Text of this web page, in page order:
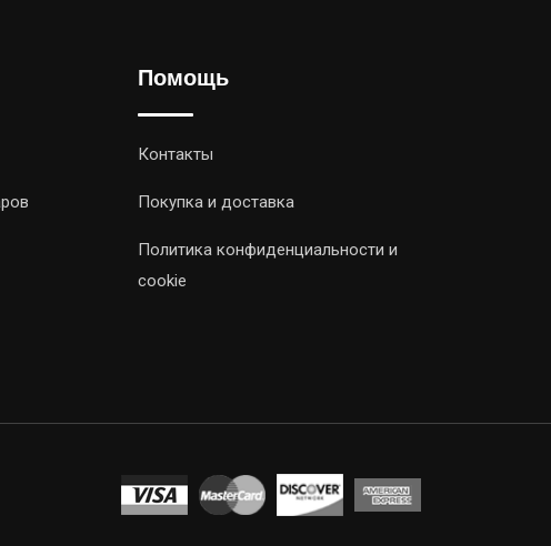
Помощь
Контакты
Покупка и доставка
Политика конфиденциальности и
cookie